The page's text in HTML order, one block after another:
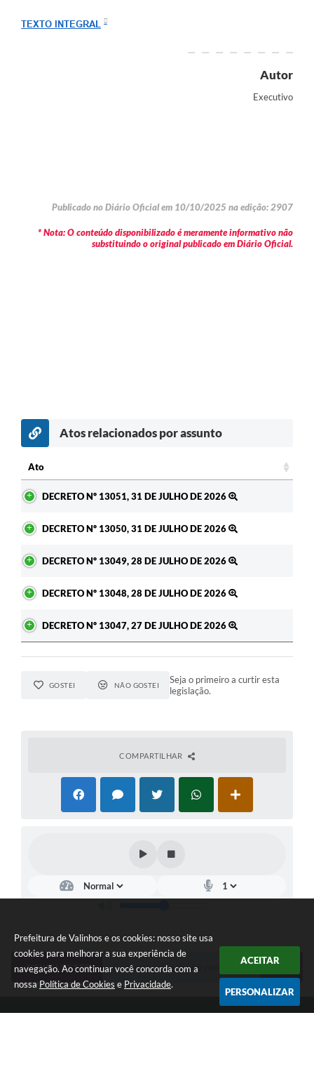
Prefeitura de Valinhos e os cookies: nosso site usa
cookies para melhorar a sua experiência de
navegação. Ao continuar você concorda com a
nossa Política de Cookies e Privacidade.
ACEITAR
PERSONALIZAR
TEXTO INTEGRAL
Autor
Executivo
Publicado no Diário Oficial em 10/10/2025 na edição: 2907
* Nota: O conteúdo disponibilizado é meramente informativo não
substituindo o original publicado em Diário Oficial.
Atos relacionados por assunto
Ato
DECRETO Nº 13051, 31 DE JULHO DE 2026
DECRETO Nº 13050, 31 DE JULHO DE 2026
DECRETO Nº 13049, 28 DE JULHO DE 2026
DECRETO Nº 13048, 28 DE JULHO DE 2026
DECRETO Nº 13047, 27 DE JULHO DE 2026
GOSTEI NÃO GOSTEI
Seja o primeiro a curtir esta
legislação.
COMPARTILHAR
NEWSLETTER